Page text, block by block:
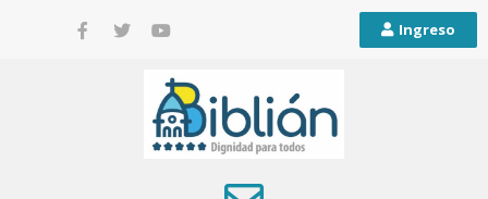
Ingreso